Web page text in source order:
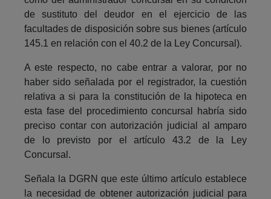
de sustituto del deudor en el ejercicio de las
facultades de disposición sobre sus bienes (artículo
145.1 en relación con el 40.2 de la Ley Concursal).
A este respecto, no cabe entrar a valorar, por no
haber sido señalada por el registrador, la cuestión
relativa a si para la constitución de la hipoteca en
esta fase del procedimiento concursal habría sido
preciso contar con autorización judicial al amparo
de lo previsto por el artículo 43.2 de la Ley
Concursal.
Señala la DGRN que este último artículo establece
la necesidad de obtener autorización judicial para